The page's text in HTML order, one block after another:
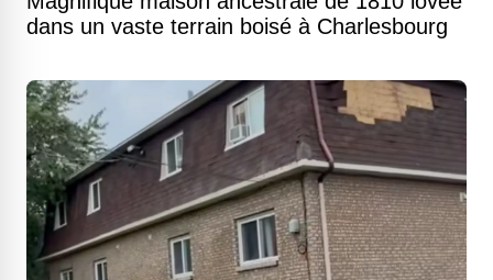
dans un vaste terrain boisé à Charlesbourg